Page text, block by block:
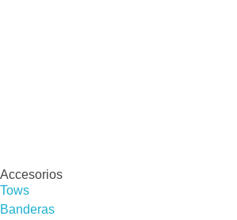
Accesorios
Tows
Banderas